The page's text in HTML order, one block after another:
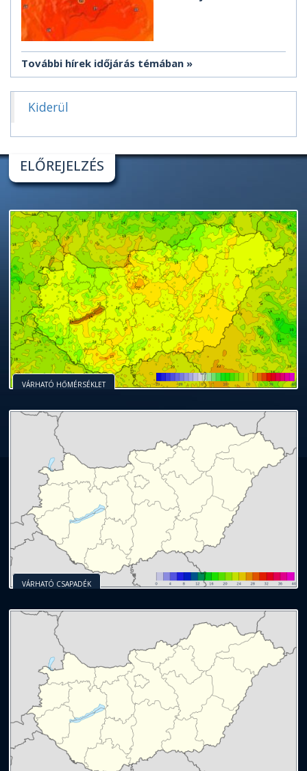
További hírek időjárás témában
Kiderül
ELŐREJELZÉS
VÁRHATÓ HŐMÉRSÉKLET
VÁRHATÓ CSAPADÉK